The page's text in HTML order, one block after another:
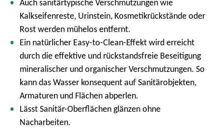
Auch sanitärtypische Verschmutzungen wie
Kalkseifenreste, Urinstein, Kosmetikrückstände oder
Rost werden mühelos entfernt.
Ein natürlicher Easy-to-Clean-Effekt wird erreicht
durch die effektive und rückstandsfreie Beseitigung
mineralischer und organischer Verschmutzungen. So
kann das Wasser konsequent auf Sanitärobjekten,
Armaturen und Flächen abperlen.
Lässt Sanitär-Oberflächen glänzen ohne
Nacharbeiten.